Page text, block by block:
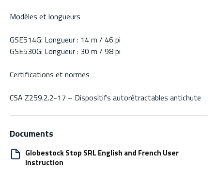
Modèles et longueurs
GSE514G: Longueur : 14 m / 46 pi
GSE530G: Longueur : 30 m / 98 pi
Certifications et normes
CSA Z259.2.2-17 – Dispositifs autorétractables antichute
Documents
Globestock Stop SRL English and French User
Instruction